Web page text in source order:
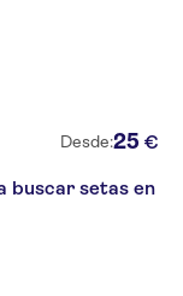
Desde:25 €
buscar setas en